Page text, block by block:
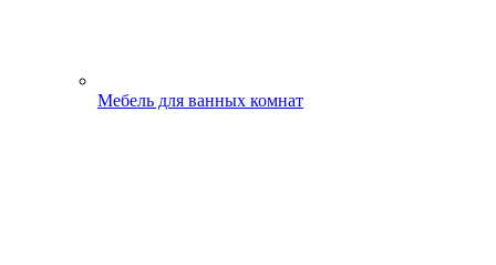
Мебель для ванных комнат